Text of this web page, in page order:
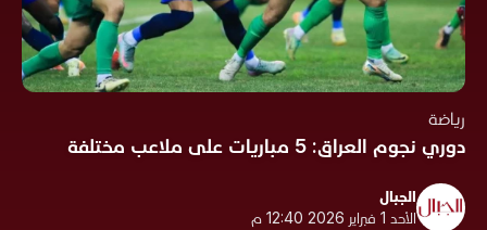
رياضة
دوري نجوم العراق: 5 مباريات على ملاعب مختلفة
الجبال
الأحد 1 فبراير 2026 12:40 م